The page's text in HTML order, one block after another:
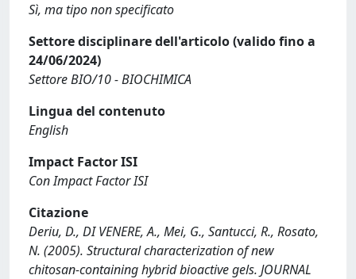
Sì, ma tipo non specificato
Settore disciplinare dell'articolo (valido fino a
24/06/2024)
Settore BIO/10 - BIOCHIMICA
Lingua del contenuto
English
Impact Factor ISI
Con Impact Factor ISI
Citazione
Deriu, D., DI VENERE, A., Mei, G., Santucci, R., Rosato,
N. (2005). Structural characterization of new
chitosan-containing hybrid bioactive gels. JOURNAL